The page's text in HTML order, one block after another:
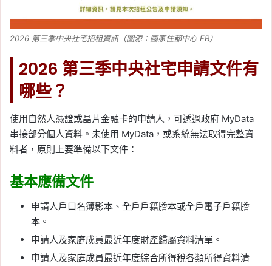
2026 第三季中央社宅招租資訊（圖源：國家住都中心 FB）
2026 第三季中央社宅申請文件有
哪些？
使用自然人憑證或晶片金融卡的申請人，可透過政府 MyData
串接部分個人資料。未使用 MyData，或系統無法取得完整資
料者，原則上要準備以下文件：
基本應備文件
申請人戶口名簿影本、全戶戶籍謄本或全戶電子戶籍謄
本。
申請人及家庭成員最近年度財產歸屬資料清單。
申請人及家庭成員最近年度綜合所得稅各類所得資料清